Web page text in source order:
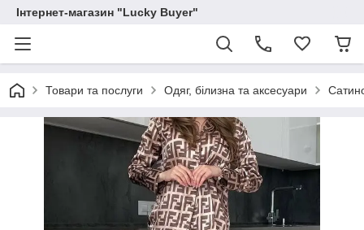
Інтернет-магазин "Lucky Buyer"
Товари та послуги Одяг, білизна та аксесуари